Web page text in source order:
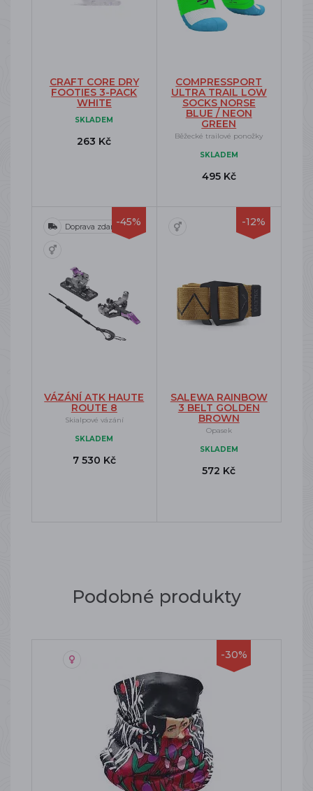
CRAFT CORE DRY
FOOTIES 3-PACK
WHITE
SKLADEM
263 Kč
COMPRESSPORT
ULTRA TRAIL LOW
SOCKS NORSE
BLUE / NEON
GREEN
Běžecké trailové ponožky
SKLADEM
495 Kč
-45%
Doprava zdarma
VÁZÁNÍ ATK HAUTE
ROUTE 8
Skialpové vázání
SKLADEM
7 530 Kč
-12%
SALEWA RAINBOW
3 BELT GOLDEN
BROWN
Opasek
SKLADEM
572 Kč
Podobné produkty
-30%